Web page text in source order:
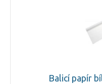
Balicí papír